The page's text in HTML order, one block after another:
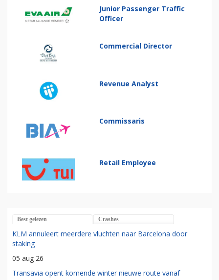
Junior Passenger Traffic
Officer
Commercial Director
Revenue Analyst
Commissaris
Retail Employee
Best gelezen Crashes
KLM annuleert meerdere vluchten naar Barcelona door
staking
05 aug 26
Transavia opent komende winter nieuwe route vanaf